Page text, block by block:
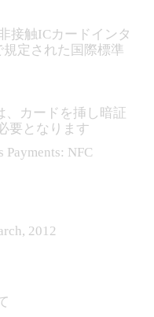
接触ICカードインタ
定された国際標準
、カードを挿し暗証
要となります
Payments: NFC
2012